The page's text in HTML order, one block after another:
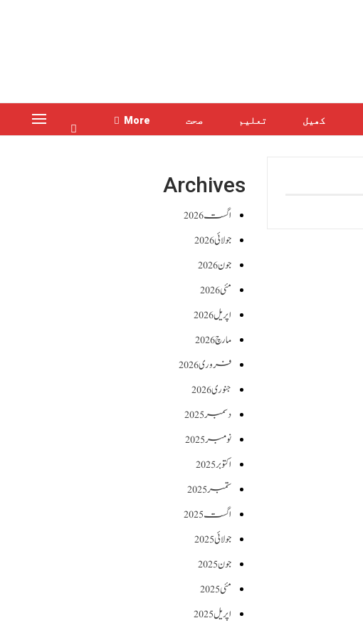
کھیل تعلیم صحت More
Archives
اگست 2026
جولائی 2026
جون 2026
مئی 2026
اپریل 2026
مارچ 2026
فروری 2026
جنوری 2026
دسمبر 2025
نومبر 2025
اکتوبر 2025
ستمبر 2025
اگست 2025
جولائی 2025
جون 2025
مئی 2025
اپریل 2025